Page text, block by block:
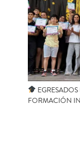
FORMACIÓN